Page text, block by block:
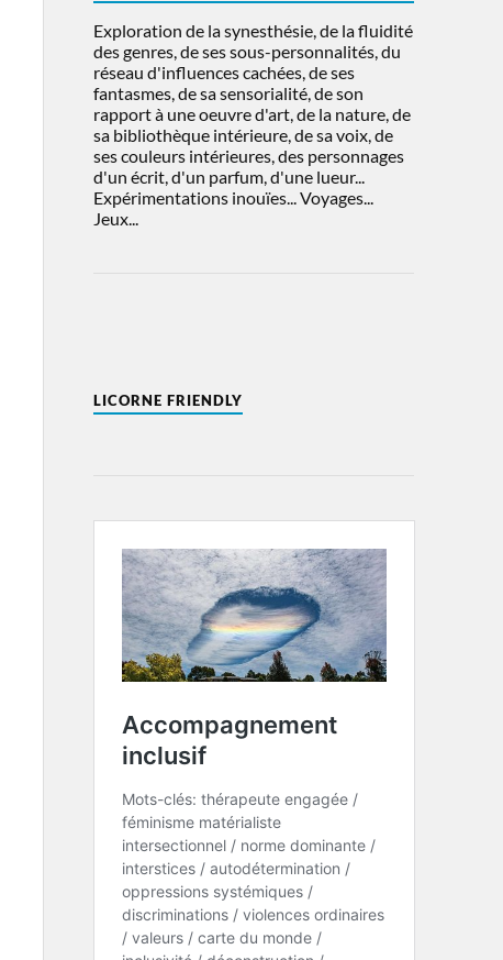
Exploration de la synesthésie, de la fluidité
des genres, de ses sous-personnalités, du
réseau d'influences cachées, de ses
fantasmes, de sa sensorialité, de son
rapport à une oeuvre d'art, de la nature, de
sa bibliothèque intérieure, de sa voix, de
ses couleurs intérieures, des personnages
d'un écrit, d'un parfum, d'une lueur...
Expérimentations inouïes... Voyages...
Jeux...
LICORNE FRIENDLY